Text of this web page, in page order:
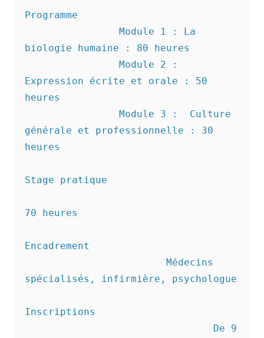
Programme
		Module 1 : La
biologie humaine : 80 heures
		Module 2 :
Expression écrite et orale : 50
heures
		Module 3 :  Culture
générale et professionnelle : 30
heures
Stage pratique
70 heures
Encadrement
			Médecins
spécialisés, infirmière, psychologue
Inscriptions